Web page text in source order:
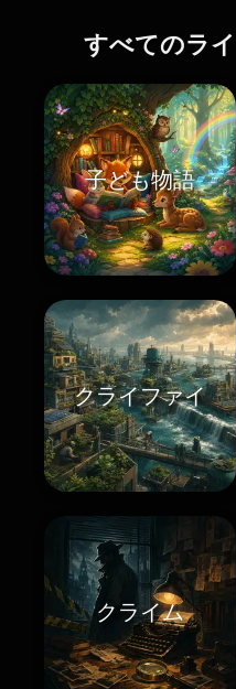
すべてのラ
子ども物語
クライファイ
クライム